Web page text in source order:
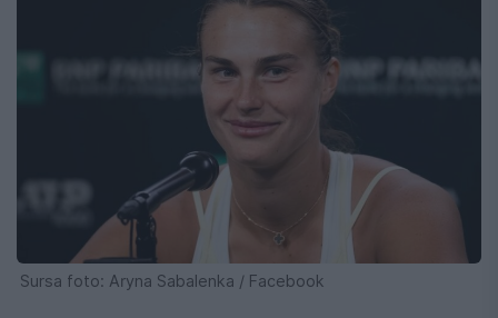
Sursa foto: Aryna Sabalenka / Facebook